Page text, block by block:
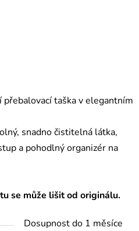
taška v elegantním
snadno čistitelná látka,
a pohodlný organizér na
se může lišit od originálu.
Dosupnost do 1 měsíce